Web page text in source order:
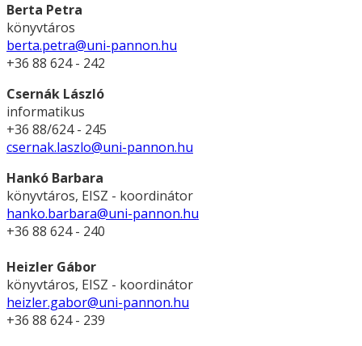
Berta Petra
könyvtáros
berta.petra@uni-pannon.hu
+36 88 624 - 242
Csernák László
informatikus
+36 88/624 - 245
csernak.laszlo@uni-pannon.hu
Hankó Barbara
könyvtáros, EISZ - koordinátor
hanko.barbara@uni-pannon.hu
+36 88 624 - 240
Heizler Gábor
könyvtáros, EISZ - koordinátor
heizler.gabor@uni-pannon.hu
+36 88 624 - 239